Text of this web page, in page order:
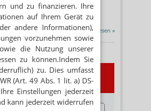
und zu finanzieren. Ihre
auf Ihrem Gerät zu
andere Informationen),
vorzunehmen sowie
die Nutzung unserer
zu können.Indem Sie
zu. Dies umfasst
(Art. 49 Abs. 1 lit. a) DS-
Einstellungen jederzeit
kann jederzeit widerrufen
Präparate sowie...
Alle Porträts lesen »
Newsletter